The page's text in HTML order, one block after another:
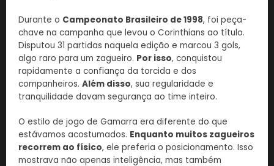
Durante o Campeonato Brasileiro de 1998, foi peça-
chave na campanha que levou o Corinthians ao título.
Disputou 31 partidas naquela edição e marcou 3 gols,
algo raro para um zagueiro. Por isso, conquistou
rapidamente a confiança da torcida e dos
companheiros. Além disso, sua regularidade e
tranquilidade davam segurança ao time inteiro.
O estilo de jogo de Gamarra era diferente do que
estávamos acostumados. Enquanto muitos zagueiros
recorrem ao físico, ele preferia o posicionamento. Isso
mostrava não apenas inteligência, mas também